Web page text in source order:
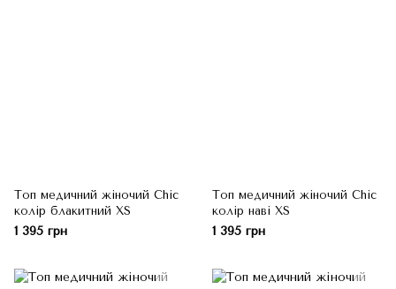
Топ медичний жіночий Chic
колір блакитний XS
1 395 грн
Топ медичний жіночий Chic
колір наві XS
1 395 грн